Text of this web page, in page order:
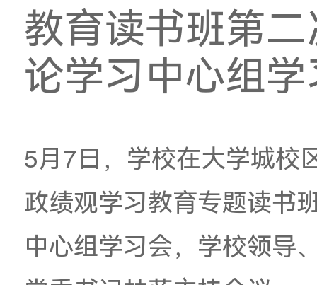
学校召开树
教育读书班
论学习中心
5月7日，学校在大学